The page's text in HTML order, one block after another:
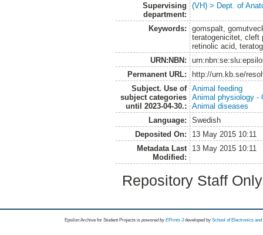
Supervising
department:
(VH) > Dept. of
Keywords:
gomspalt,
teratogenicitet, cleft
retinolic acid,
URN:NBN:
Permanent URL:
http://urn.kb.se/
Subject. Use of
subject categories
until 2023-04-30.:
Animal feeding
Animal physiology -
Animal diseases
Language:
Swedish
Deposited On:
13 May 2015 10:11
Metadata Last
Modified:
13 May 2015 10:11
Repository Staff
Epsilon Archive for Student Projects is powored byEPrints 3 developed by School of Electronics